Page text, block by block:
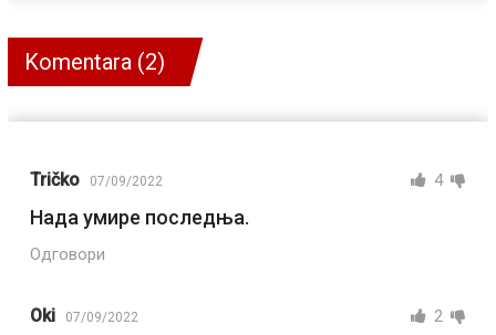
Komentara (2)
Tričko 07/09/2022 4
Нада умире последња.
Одговори
Oki 07/09/2022 2